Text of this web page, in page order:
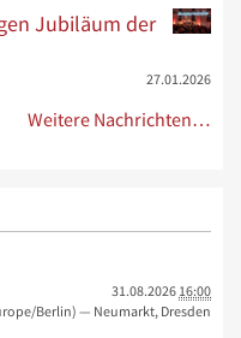
Jubiläum der
27.01.2026
Weitere Nachrichten…
31.08.2026 16:00
Berlin)— Neumarkt, Dresden